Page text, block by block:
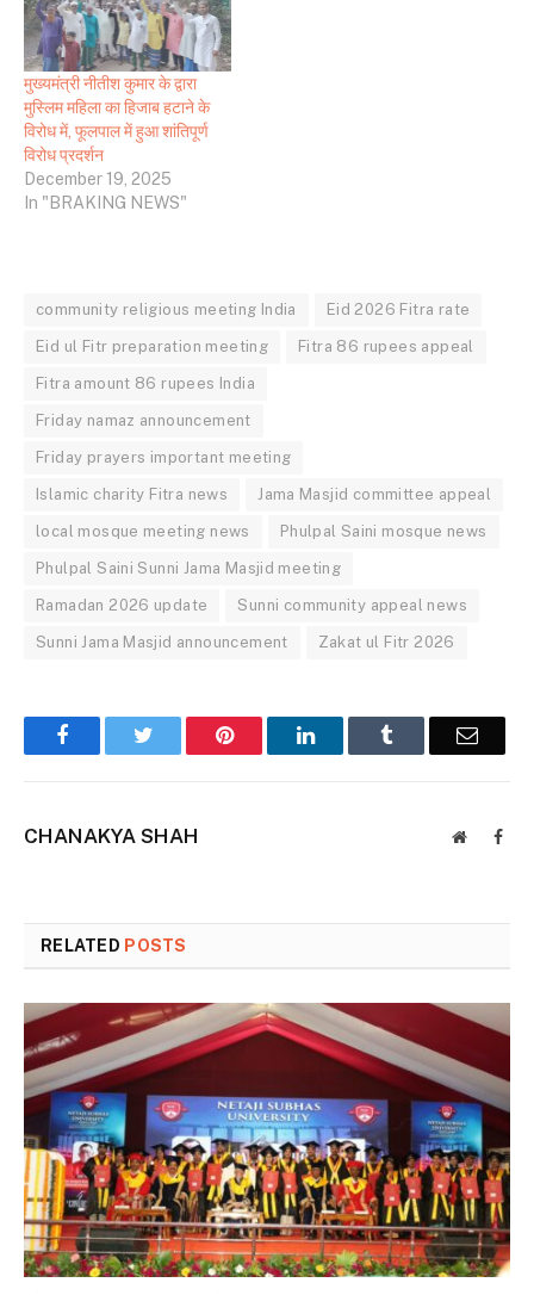
मुख्यमंत्री नीतीश कुमार के द्वारा
मुस्लिम महिला का हिजाब हटाने के
विरोध में, फूलपाल में हुआ शांतिपूर्ण
विरोध प्रदर्शन
December 19, 2025
In "BRAKING NEWS"
community religious meeting India Eid 2026 Fitra rate
Eid ul Fitr preparation meeting Fitra 86 rupees appeal
Fitra amount 86 rupees India
Friday namaz announcement
Friday prayers important meeting
Islamic charity Fitra news Jama Masjid committee appeal
local mosque meeting news Phulpal Saini mosque news
Phulpal Saini Sunni Jama Masjid meeting
Ramadan 2026 update Sunni community appeal news
Sunni Jama Masjid announcement Zakat ul Fitr 2026
FacebookTwitter Pinterest LinkedInTumblr Email
CHANAKYA SHAH Website
RELATED POSTS